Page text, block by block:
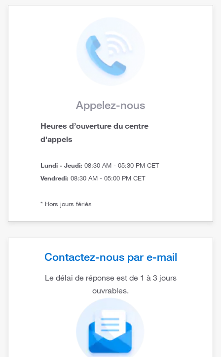
Appelez-nous
Heures d’ouverture du centre
d'appels
Lundi - Jeudi: 08:30 AM - 05:30 PM CET
Vendredi: 08:30 AM - 05:00 PM CET
* Hors jours fériés
Contactez-nous par e-mail
Le délai de réponse est de 1 à 3 jours
ouvrables.